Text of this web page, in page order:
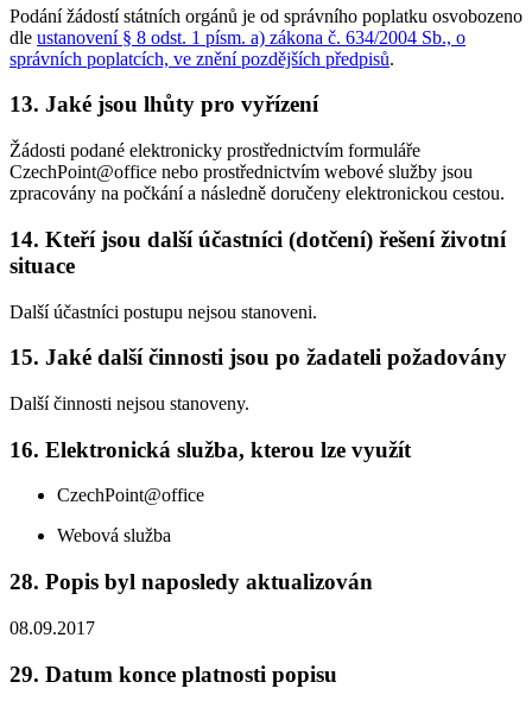
Podání žádostí státních orgánů je od správního poplatku osvobozeno
dle ustanovení § 8 odst. 1 písm. a) zákona č. 634/2004 Sb., o
správních poplatcích, ve znění pozdějších předpisů.
13. Jaké jsou lhůty pro vyřízení
Žádosti podané elektronicky prostřednictvím formuláře
CzechPoint@office nebo prostřednictvím webové služby jsou
zpracovány na počkání a následně doručeny elektronickou cestou.
14. Kteří jsou další účastníci (dotčení) řešení životní
situace
Další účastníci postupu nejsou stanoveni.
15. Jaké další činnosti jsou po žadateli požadovány
Další činnosti nejsou stanoveny.
16. Elektronická služba, kterou lze využít
CzechPoint@office
Webová služba
28. Popis byl naposledy aktualizován
08.09.2017
29. Datum konce platnosti popisu